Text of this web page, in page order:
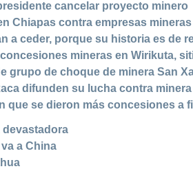
cancelar proyecto minero
Chiapas contra empresas mineras
a ceder, porque su historia es de
mineras en Wirikuta,
grupo de choque de minera San
difunden su lucha contra
que se dieron más concesiones a
devastadora
a China